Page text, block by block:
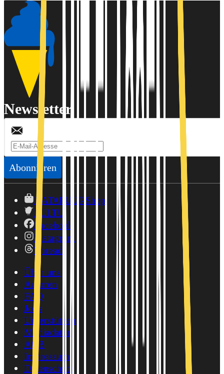
Newsletter
Abonnieren
KATAPULT-Shop
PULTU
Facebook
Instagram
Threads
Über uns
Autoren
FAQ
Jobs
Unterstützen
Mediadaten
AGB
Impressum
Datenschutz